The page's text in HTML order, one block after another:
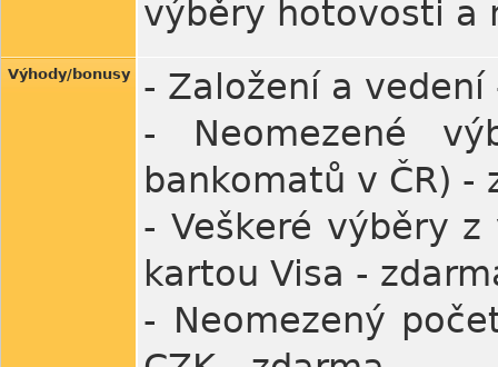
výběry hotovosti a
Výhody/bonusy
- Založení a vedení
- Neomezené
bankomatů v ČR) -
- Veškeré výběry
kartou Visa -
- Neomezený